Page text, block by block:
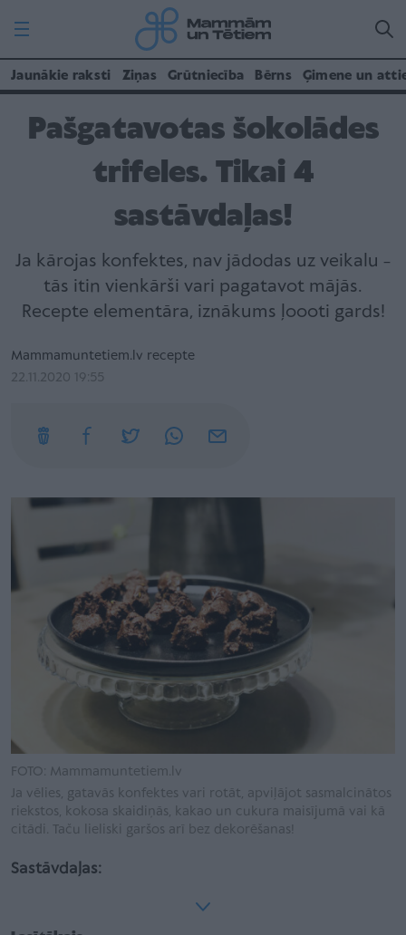
Jaunākie raksti Ziņas Grūtniecība Bērns Ģimene un
Pašgatavotas šokolādes
trifeles. Tikai 4
sastāvdaļas!
Ja kārojas konfektes, nav jādodas uz veikalu –
tās itin vienkārši vari pagatavot mājās.
Recepte elementāra, iznākums ļoooti gards!
Mammamuntetiem.lv recepte
22.11.2020 19:55
FOTO: Mammamuntetiem.lv
Ja vēlies, gatavās konfektes vari rotāt, apviļājot sasmalcinātos
riekstos, kokosa skaidiņās, kakao un cukura maisījumā vai kā
citādi. Taču lieliski garšos arī bez dekorēšanas!
Sastāvdaļas: